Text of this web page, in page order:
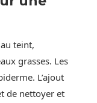
teint,
grasses. Les
L’ajout
de nettoyer et